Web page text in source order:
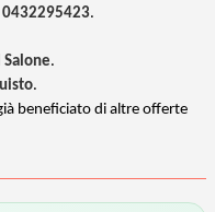
.
.
.
beneficiato di altre offerte